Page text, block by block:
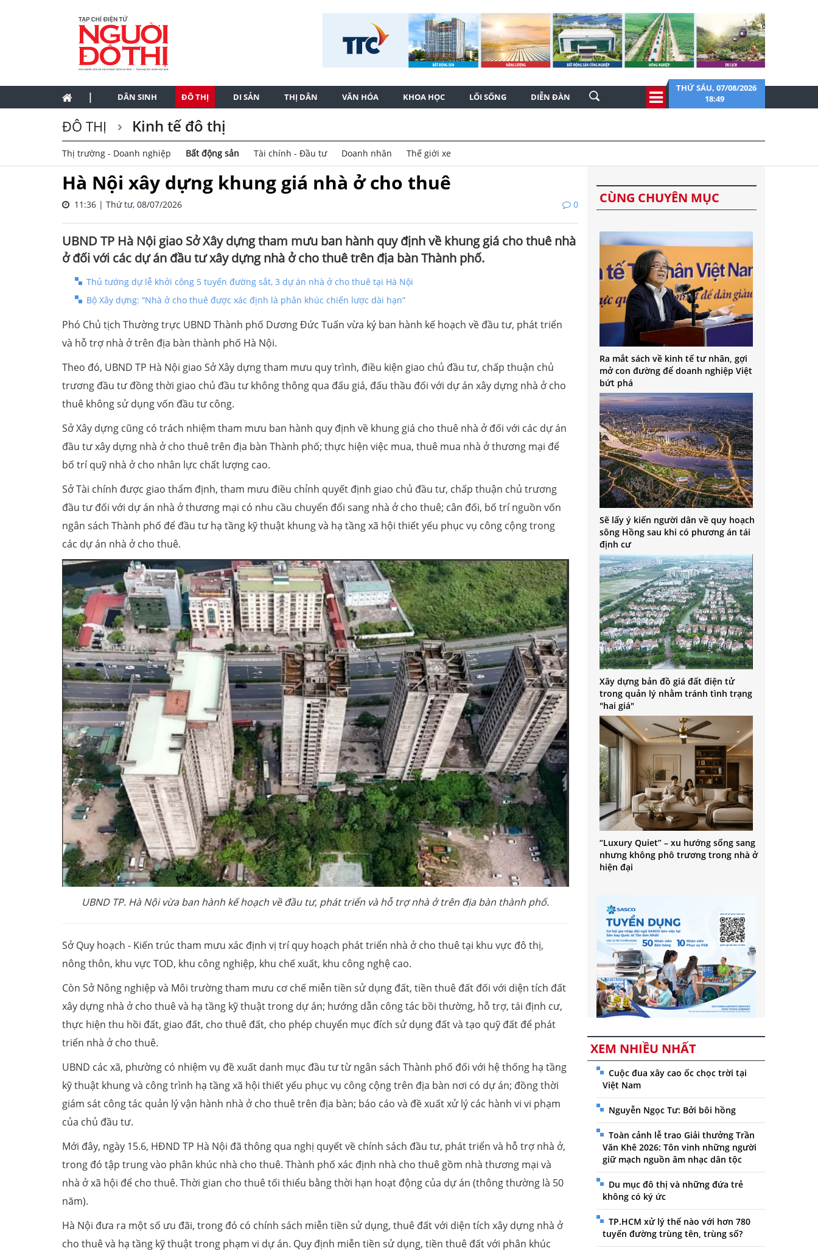
| DÂN SINH ĐÔ THỊ DI SẢN THỊ DÂN VĂN HÓA KHOA HỌC LỐI SỐNG DIỄN ĐÀN
THỨ SÁU, 07/08/2026
18:49
ĐÔ THỊ Kinh tế đô thị
Thị trường - Doanh nghiệp Bất động sản Tài chính - Đầu tư Doanh nhân Thế giới xe
Hà Nội xây dựng khung giá nhà ở cho thuê
11:36 | Thứ tư, 08/07/2026 0
UBND TP Hà Nội giao Sở Xây dựng tham mưu ban hành quy định về khung giá cho thuê nhà
ở đối với các dự án đầu tư xây dựng nhà ở cho thuê trên địa bàn Thành phố.
Thủ tướng dự lễ khởi công 5 tuyến đường sắt, 3 dự án nhà ở cho thuê tại Hà Nội
Bộ Xây dựng: “Nhà ở cho thuê được xác định là phân khúc chiến lược dài hạn”
Phó Chủ tịch Thường trực UBND Thành phố Dương Đức Tuấn vừa ký ban hành kế hoạch về đầu tư, phát triển
và hỗ trợ nhà ở trên địa bàn thành phố Hà Nội.
Theo đó, UBND TP Hà Nội giao Sở Xây dựng tham mưu quy trình, điều kiện giao chủ đầu tư, chấp thuận chủ
trương đầu tư đồng thời giao chủ đầu tư không thông qua đấu giá, đấu thầu đối với dự án xây dựng nhà ở cho
thuê không sử dụng vốn đầu tư công.
Sở Xây dựng cũng có trách nhiệm tham mưu ban hành quy định về khung giá cho thuê nhà ở đối với các dự án
đầu tư xây dựng nhà ở cho thuê trên địa bàn Thành phố; thực hiện việc mua, thuê mua nhà ở thương mại để
bố trí quỹ nhà ở cho nhân lực chất lượng cao.
Sở Tài chính được giao thẩm định, tham mưu điều chỉnh quyết định giao chủ đầu tư, chấp thuận chủ trương
đầu tư đối với dự án nhà ở thương mại có nhu cầu chuyển đổi sang nhà ở cho thuê; cân đối, bố trí nguồn vốn
ngân sách Thành phố để đầu tư hạ tầng kỹ thuật khung và hạ tầng xã hội thiết yếu phục vụ công cộng trong
các dự án nhà ở cho thuê.
UBND TP. Hà Nội vừa ban hành kế hoạch về đầu tư, phát triển và hỗ trợ nhà ở trên địa bàn thành phố.
Sở Quy hoạch - Kiến trúc tham mưu xác định vị trí quy hoạch phát triển nhà ở cho thuê tại khu vực đô thị,
nông thôn, khu vực TOD, khu công nghiệp, khu chế xuất, khu công nghệ cao.
Còn Sở Nông nghiệp và Môi trường tham mưu cơ chế miễn tiền sử dụng đất, tiền thuê đất đối với diện tích đất
xây dựng nhà ở cho thuê và hạ tầng kỹ thuật trong dự án; hướng dẫn công tác bồi thường, hỗ trợ, tái định cư,
thực hiện thu hồi đất, giao đất, cho thuê đất, cho phép chuyển mục đích sử dụng đất và tạo quỹ đất để phát
triển nhà ở cho thuê.
UBND các xã, phường có nhiệm vụ đề xuất danh mục đầu tư từ ngân sách Thành phố đối với hệ thống hạ tầng
kỹ thuật khung và công trình hạ tầng xã hội thiết yếu phục vụ công cộng trên địa bàn nơi có dự án; đồng thời
giám sát công tác quản lý vận hành nhà ở cho thuê trên địa bàn; báo cáo và đề xuất xử lý các hành vi vi phạm
của chủ đầu tư.
Mới đây, ngày 15.6, HĐND TP Hà Nội đã thông qua nghị quyết về chính sách đầu tư, phát triển và hỗ trợ nhà ở,
trong đó tập trung vào phân khúc nhà cho thuê. Thành phố xác định nhà cho thuê gồm nhà thương mại và
nhà ở xã hội để cho thuê. Thời gian cho thuê tối thiểu bằng thời hạn hoạt động của dự án (thông thường là 50
năm).
Hà Nội đưa ra một số ưu đãi, trong đó có chính sách miễn tiền sử dụng, thuê đất với diện tích xây dựng nhà ở
cho thuê và hạ tầng kỹ thuật trong phạm vi dự án. Quy định miễn tiền sử dụng, tiền thuê đất với phân khúc
CÙNG CHUYÊN MỤC
Ra mắt sách về kinh tế tư nhân, gợi
mở con đường để doanh nghiệp Việt
bứt phá
Sẽ lấy ý kiến người dân về quy hoạch
sông Hồng sau khi có phương án tái
định cư
Xây dựng bản đồ giá đất điện tử
trong quản lý nhằm tránh tình trạng
"hai giá"
“Luxury Quiet” – xu hướng sống sang
nhưng không phô trương trong nhà ở
hiện đại
XEM NHIỀU NHẤT
Cuộc đua xây cao ốc chọc trời tại
Việt Nam
Nguyễn Ngọc Tư: Bởi bôi hồng
Toàn cảnh lễ trao Giải thưởng Trần
Văn Khê 2026: Tôn vinh những người
giữ mạch nguồn âm nhạc dân tộc
Du mục đô thị và những đứa trẻ
không có ký ức
TP.HCM xử lý thế nào với hơn 780
tuyến đường trùng tên, trùng số?